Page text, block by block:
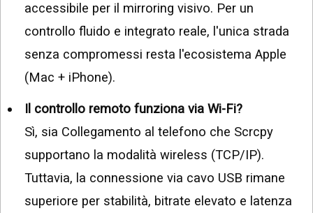
accessibile per il mirroring visivo. Per un
controllo fluido e integrato reale, l'unica strada
senza compromessi resta l'ecosistema Apple
(Mac + iPhone).
Il controllo remoto funziona via Wi-Fi?
Sì, sia Collegamento al telefono che Scrcpy
supportano la modalità wireless (TCP/IP).
Tuttavia, la connessione via cavo USB rimane
superiore per stabilità, bitrate elevato e latenza